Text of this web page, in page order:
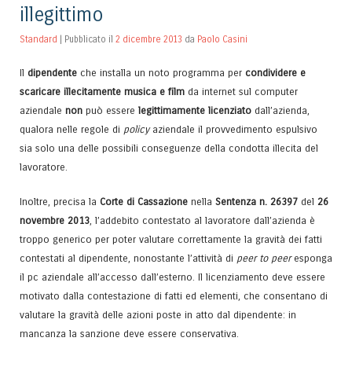
illegittimo
Standard | Pubblicato il 2 dicembre 2013 da Paolo Casini
Il dipendente che installa un noto programma per condividere e
scaricare illecitamente musica e film da internet sul computer
aziendale non può essere legittimamente licenziato dall’azienda,
qualora nelle regole di policyaziendale il provvedimento espulsivo
sia solo una delle possibili conseguenze della condotta illecita del
lavoratore.
Inoltre, precisa la Corte di Cassazione nella Sentenza n. 26397 del 26
novembre 2013 , l’addebito contestato al lavoratore dall’azienda è
troppo generico per poter valutare correttamente la gravità dei fatti
contestati al dipendente, nonostante l’attività di peer to peeresponga
il pc aziendale all’accesso dall’esterno. Il licenziamento deve essere
motivato dalla contestazione di fatti ed elementi, che consentano di
valutare la gravità delle azioni poste in atto dal dipendente: in
mancanza la sanzione deve essere conservativa.